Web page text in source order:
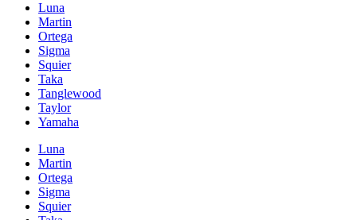
Luna
Martin
Ortega
Sigma
Squier
Taka
Tanglewood
Taylor
Yamaha
Luna
Martin
Ortega
Sigma
Squier